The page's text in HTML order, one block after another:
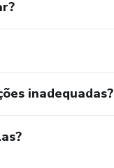
inadequadas?